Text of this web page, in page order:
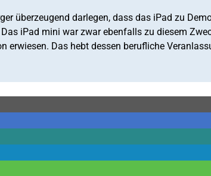
überzeugend darlegen, dass das iPad zu
iPad mini war zwar ebenfalls zu diesem
erwiesen. Das hebt dessen berufliche